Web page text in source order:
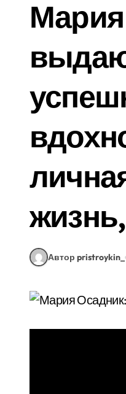
Автор pristroykin_